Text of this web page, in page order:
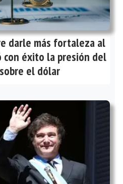
darle más fortaleza al
con éxito la presión del
el dólar